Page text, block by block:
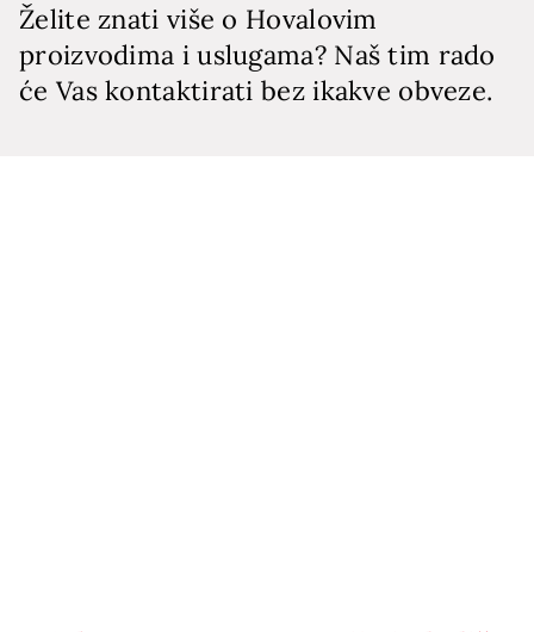
Želite znati više o Hovalovim
proizvodima i uslugama? Naš tim rado
će Vas kontaktirati bez ikakve obveze.